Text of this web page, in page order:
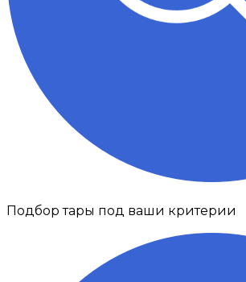
Подбор тары под ваши критерии